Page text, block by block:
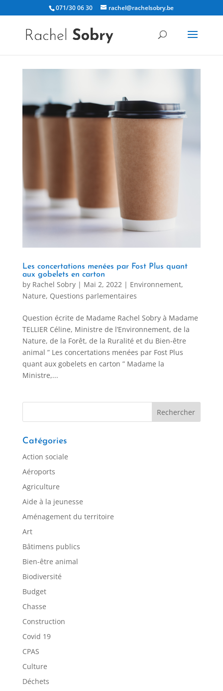
071/30 06 30 rachel@rachelsobry.be
Les concertations menées par Fost Plus quant
aux gobelets en carton
by Rachel Sobry| Mai 2, 2022| Environnement,
Nature, Questions parlementaires
Question écrite de Madame Rachel Sobry à Madame
TELLIER Céline, Ministre de l’Environnement, de la
Nature, de la Forêt, de la Ruralité et du Bien-être
animal ” Les concertations menées par Fost Plus
quant aux gobelets en carton ” Madame la
Ministre,...
Catégories
Action sociale
Aéroports
Agriculture
Aide à la jeunesse
Aménagement du territoire
Art
Bâtimens publics
Bien-être animal
Biodiversité
Budget
Chasse
Construction
Covid 19
CPAS
Culture
Déchets